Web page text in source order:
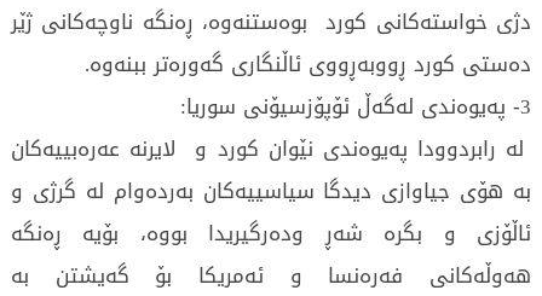
دژی خواستەکانی کورد بوەستنەوە، ڕەنگە ناوچەکانی ژێر
دەستی کورد ڕووبەڕووی ئاڵنگاری گەورەتر ببنەوە.
3- پەیوەندی لەگەڵ ئۆپۆزسیۆنی سوریا:
لە رابردوودا پەیوەندی نێوان کورد و لایرنە عەرەبییەکان
بە هۆی جیاوازی دیدگا سیاسییەکان بەردەوام لە گرژی و
ئاڵۆزی و بگرە شەڕ ودەرگیریدا بووە، بۆیە ڕەنگە
هەوڵەکانی فەرەنسا و ئەمریکا بۆ گەیشتن بە